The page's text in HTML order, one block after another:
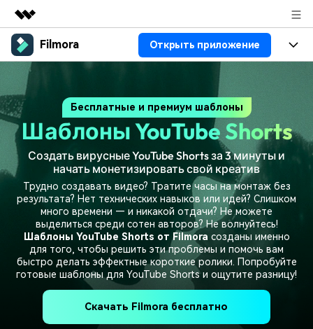
Рекомендуемые продукты
Цифровая креативность AIGC
Управление данными
Бизнес
Обзор
Решения
О нас
Новости
Покупка
Поддержка
Filmora Открыть приложение
Продукты
Платформы
Особенности
Ресурсы
ИИ
Видео/фото
Аудио
Тексты
Решения
Пользователи
Видео-решения
Ресурсы
Видео промпты
100+ ИИ-промптов для
создания видео
Мастер-классы
Продвинутое обучение
видеомонтажу от
профессиональных
Справочный центр
Компания
Наша миссия, история и
Связаться с нами
Мы всегда готовы помочь
КУПИТЬ Войти
поиск
Бесплатные и премиум шаблоны
Шаблоны YouTube Shorts
Создать вирусные YouTube Shorts за 3 минуты и
начать монетизировать свой креатив
Трудно создавать видео? Тратите часы на монтаж без
результата? Нет технических навыков или идей? Слишком
много времени — и никакой отдачи? Не можете
выделиться среди сотен авторов? Не волнуйтесь!
Шаблоны YouTube Shorts от Filmora созданы именно
для того, чтобы решить эти проблемы и помочь вам
быстро делать эффектные короткие ролики. Попробуйте
готовые шаблоны для YouTube Shorts и ощутите разницу!
Скачать Filmora бесплатно